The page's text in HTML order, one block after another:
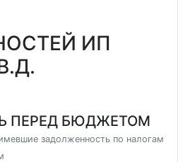
ИП
ПЕРЕД БЮДЖЕТОМ
задолженность по налогам